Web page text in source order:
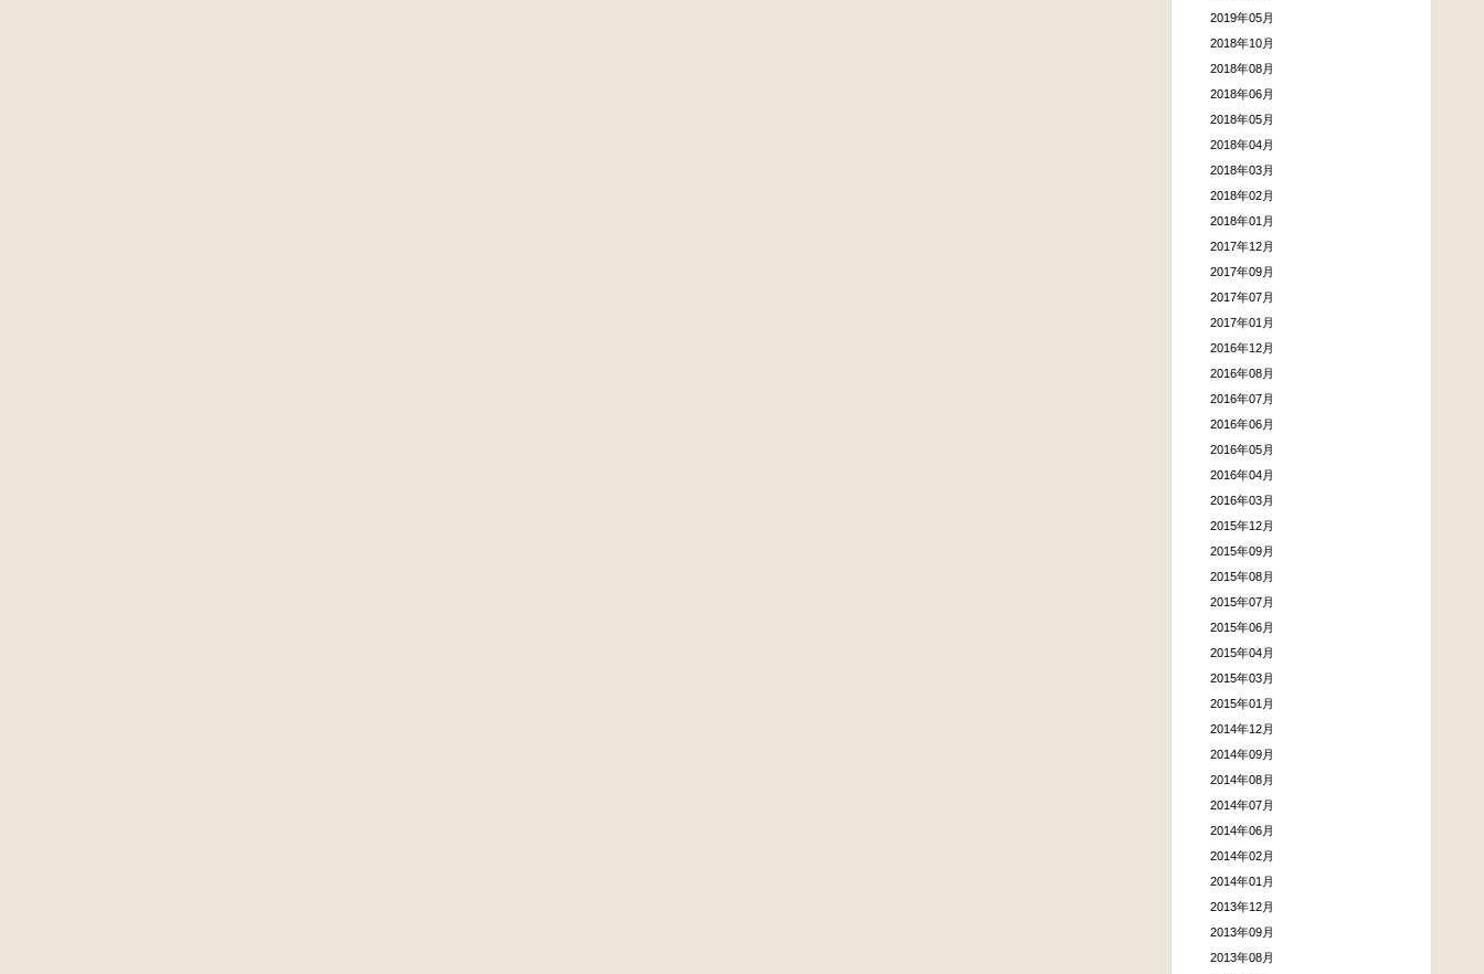
2019年05月
2018年10月
2018年08月
2018年06月
2018年05月
2018年04月
2018年03月
2018年02月
2018年01月
2017年12月
2017年09月
2017年07月
2017年01月
2016年12月
2016年08月
2016年07月
2016年06月
2016年05月
2016年04月
2016年03月
2015年12月
2015年09月
2015年08月
2015年07月
2015年06月
2015年04月
2015年03月
2015年01月
2014年12月
2014年09月
2014年08月
2014年07月
2014年06月
2014年02月
2014年01月
2013年12月
2013年09月
2013年08月